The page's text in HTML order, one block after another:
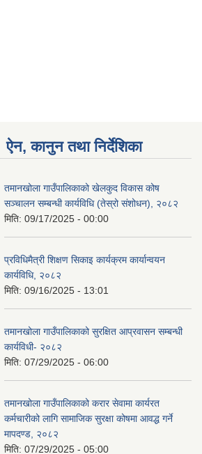
ऐन, कानुन तथा निर्देशिका
तमानखोला गाउँपालिकाको खेलकुद विकास कोष
सञ्चालन सम्बन्धी कार्यविधि (तेस्रो संशोधन), २०८२
मिति: 09/17/2025 - 00:00
प्रविधिमैत्री शिक्षण सिकाइ कार्यक्रम कार्यान्वयन
कार्यविधि, २०८२
मिति: 09/16/2025 - 13:01
तमानखोला गाउँपालिकाको सुरक्षित आप्रवासन सम्बन्धी
कार्यविधी- २०८२
मिति: 07/29/2025 - 06:00
तमानखोला गाउँपालिकाको करार सेवामा कार्यरत
कर्मचारीको लागि सामाजिक सुरक्षा कोषमा आवद्ध गर्ने
मापदण्ड, २०८२
मिति: 07/29/2025 - 05:00